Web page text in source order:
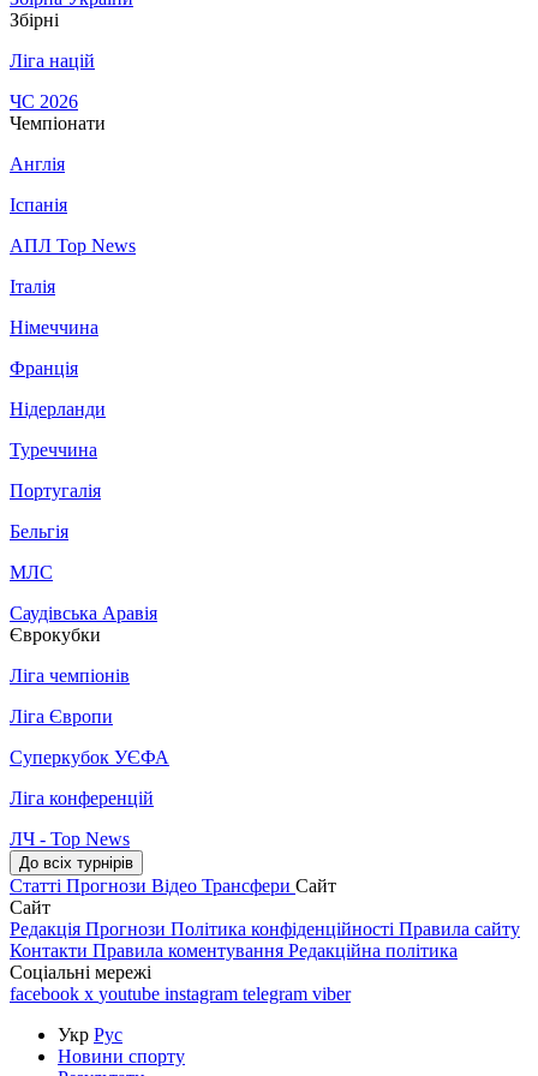
Збірні
Ліга націй
ЧС 2026
Чемпіонати
Англія
Іспанія
АПЛ Top News
Італія
Німеччина
Франція
Нідерланди
Туреччина
Португалія
Бельгія
МЛС
Саудівська Аравія
Єврокубки
Ліга чемпіонів
Ліга Європи
Суперкубок УЄФА
Ліга конференцій
ЛЧ - Top News
До всіх турнірів
Статті Прогнози Відео Трансфери Сайт
Сайт
Редакція Прогнози Політика конфіденційності Правила сайту
Контакти Правила коментування Редакційна політика
Соціальні мережі
facebook x youtube instagram telegram viber
Укр Рус
Новини спорту